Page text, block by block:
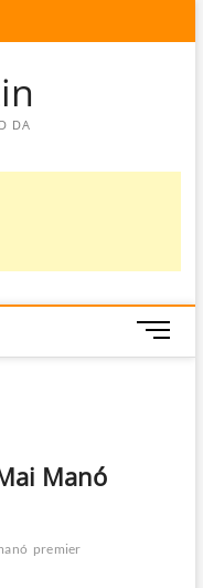
DA
M
e
Manó
premier